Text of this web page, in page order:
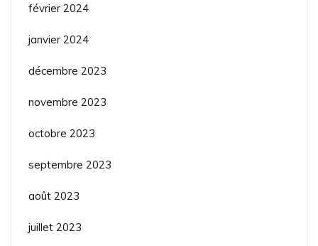
février 2024
janvier 2024
décembre 2023
novembre 2023
octobre 2023
septembre 2023
août 2023
juillet 2023